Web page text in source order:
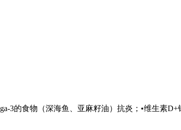
3的食物（深海鱼、亚麻籽油）抗炎；•维生素